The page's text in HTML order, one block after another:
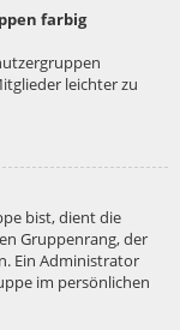
farbig
leichter zu
bist, dient die
Gruppenrang, der
Ein Administrator
im persönlichen